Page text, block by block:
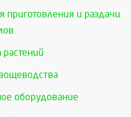
и раздачи
оборудование